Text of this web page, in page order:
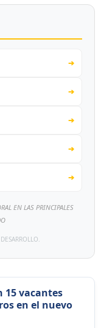
➔
➔
➔
➔
➔
EN LAS PRINCIPALES
15 vacantes
en el nuevo